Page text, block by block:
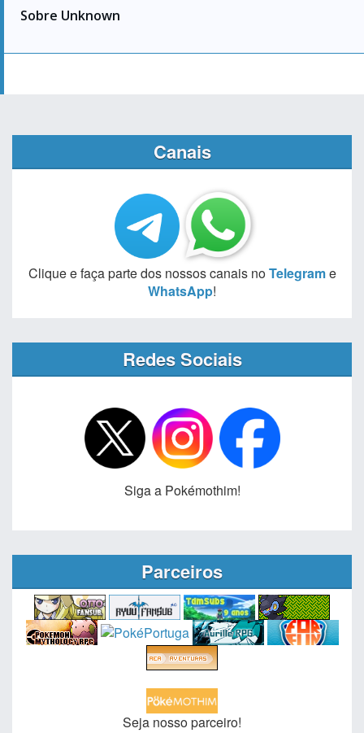
Sobre Unknown
Canais
Clique e faça parte dos nossos canais noTelegrame
WhatsApp!
Redes Sociais
Siga a Pokémothim!
Parceiros
Seja nosso parceiro!